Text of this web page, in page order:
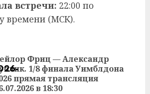
встречи: 22:00 по
времени (МСК).
Фриц — Александр
1/8 финала Уимблдона
прямая трансляция
в 18:30